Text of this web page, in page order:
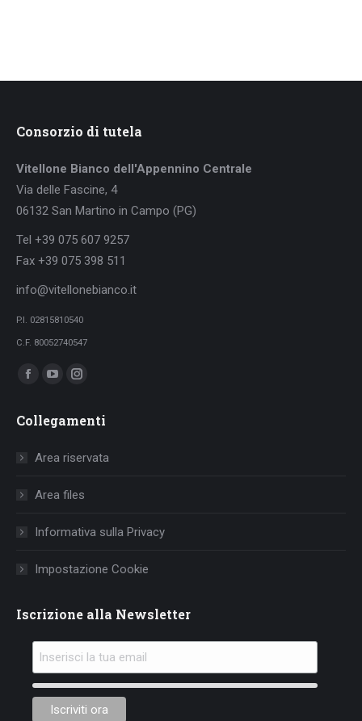
Consorzio di tutela
Vitellone Bianco dell'Appennino Centrale
Via delle Fascine, 4
06132 San Martino in Campo (PG)
Tel +39 075 607 9257
Fax +39 075 398 511
info@vitellonebianco.it
P.I. 02815810540
C.F. 80052740547
Ci puoi trovare su:
Facebook
opens
window
YouTube
opens
window
Instagram
opens
Collegamenti
Area riservata
Area files
Informativa sulla Privacy
Impostazione Cookie
Iscrizione alla Newsletter